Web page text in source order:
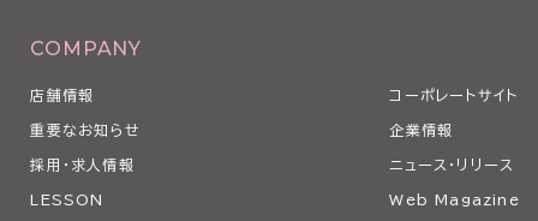
COMPANY
店舗情報 コーポレートサイト
重要なお知らせ 企業情報
採用・求人情報 ニュース・リリース
LESSON Web Magazine